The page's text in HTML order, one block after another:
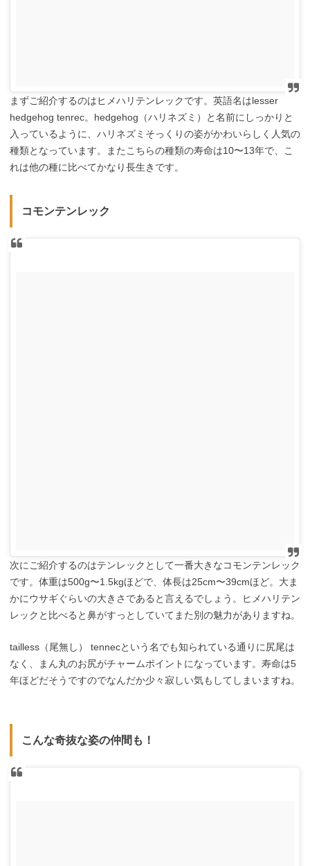
まずご紹介するのはヒメハリテンレックです。英語名はlesser
hedgehog tenrec。hedgehog（ハリネズミ）と名前にしっかりと
入っているように、ハリネズミそっくりの姿がかわいらしく人気の
種類となっています。またこちらの種類の寿命は10〜13年で、こ
れは他の種に比べてかなり長生きです。
コモンテンレック
次にご紹介するのはテンレックとして一番大きなコモンテンレック
です。体重は500g〜1.5kgほどで、体長は25cm〜39cmほど。大ま
かにウサギぐらいの大きさであると言えるでしょう。ヒメハリテン
レックと比べると鼻がすっとしていてまた別の魅力がありますね。
tailless（尾無し） tennecという名でも知られている通りに尻尾は
なく、まん丸のお尻がチャームポイントになっています。寿命は5
年ほどだそうですのでなんだか少々寂しい気もしてしまいますね。
こんな奇抜な姿の仲間も！